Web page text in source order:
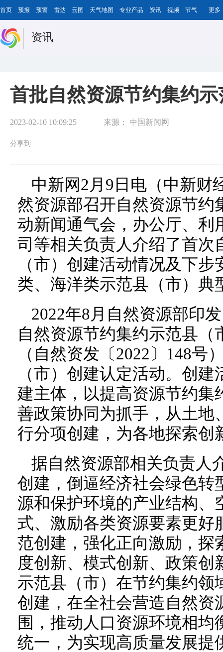
首页 预报 预警 雷达 云图 天气地图 专业产品 资讯 视频 节气 更多
资讯
首批自然资源节约集约
2023-02-10 10:09:25 来源： 中国新闻网
分享到
中新网2月9日电（中新财
然资源部召开自然资源节约
动新闻通气会，办公厅、利
司等相关负责人介绍了首次
（市）创建活动情况及下
类、海洋类示范县（市）典
2022年8月自然资源部印
自然资源节约集约示范县（
（自然资发〔2022〕148号
（市）创建认定活动。创
建主体，以提高资源节约集
善政策协同为抓手，从土地
行分项创建，为各地探索创
据自然资源部相关负责人
创建，倒逼经济社会绿色转
源和保护环境的产业结构、
式、激励各类资源要素更好
范创建，强化正向激励，探
度创新、模式创新、政策
示范县（市）在节约集约领
创建，在全社会营造自然资
围，推动人口资源环境相
统一，为实现高质量发展提